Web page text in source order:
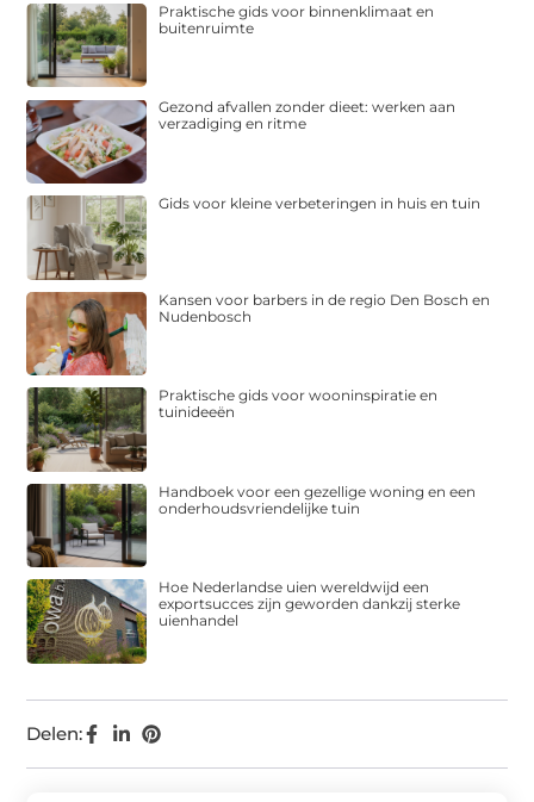
Delen:
Praktische gids voor binnenklimaat en
buitenruimte
Gezond afvallen zonder dieet: werken aan
verzadiging en ritme
Gids voor kleine verbeteringen in huis en tuin
Kansen voor barbers in de regio Den Bosch en
Nudenbosch
Praktische gids voor wooninspiratie en
tuinideeën
Handboek voor een gezellige woning en een
onderhoudsvriendelijke tuin
Hoe Nederlandse uien wereldwijd een
exportsucces zijn geworden dankzij sterke
uienhandel